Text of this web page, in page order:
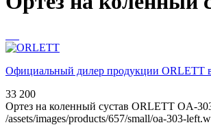
Официальный дилер продукции ORLETT
33 200
Ортез на коленный сустав ORLETT OA-
/assets/images/products/657/small/oa-303-